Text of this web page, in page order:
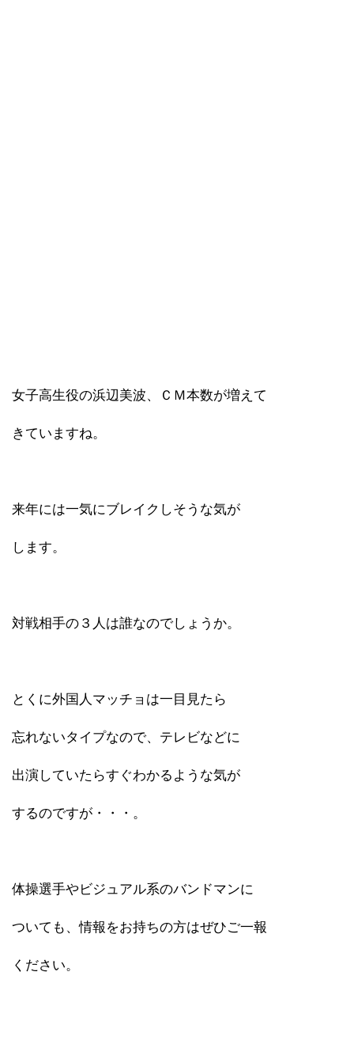
女子高生役の浜辺美波、ＣＭ本数が増えて
きていますね。
来年には一気にブレイクしそうな気が
します。
対戦相手の３人は誰なのでしょうか。
とくに外国人マッチョは一目見たら
忘れないタイプなので、テレビなどに
出演していたらすぐわかるような気が
するのですが・・・。
体操選手やビジュアル系のバンドマンに
ついても、情報をお持ちの方はぜひご一報
ください。